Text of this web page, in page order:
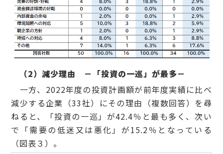
（2）減少理由 －「投資の一巡」が最多－
一方、2022年度の投資計画額が前年度実績に比べ
減少する企業（33社）にその理由（複数回答）を尋
ねると、「投資の一巡」が42.4％と最も多く、次い
で「需要の低迷又は悪化」が15.2％となっている
（図表３）。